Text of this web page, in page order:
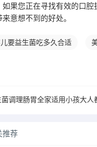
如果您正在寻找有效的口
意想不到的好处。
要益生菌吃多久合适
推荐